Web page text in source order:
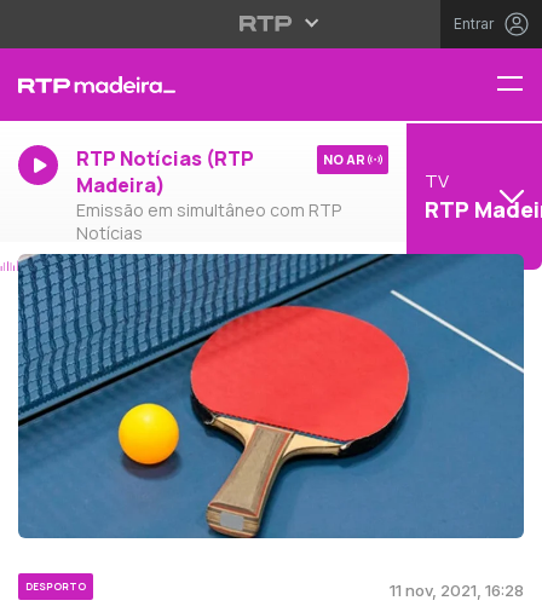
Entrar
RTP Notícias (RTP
Madeira)
Emissão em simultâneo com RTP
Notícias
NO AR
TV
RTP
DESPORTO 11 nov, 2021, 16:28